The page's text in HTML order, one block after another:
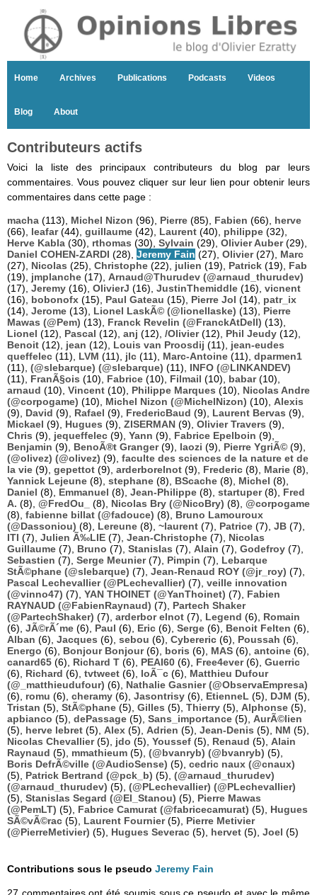
Home Archives Publications Podcasts Videos
Blog About
Contributeurs actifs
Voici la liste des principaux contributeurs du blog par leurs
commentaires. Vous pouvez cliquer sur leur lien pour obtenir leurs
commentaires dans cette page :
macha (113), Michel Nizon (96), Pierre (85), Fabien (66), herve
(66), leafar(44), guillaume (42), Laurent (40), philippe (32),
Herve Kabla (30), rthomas (30), Sylvain (29), Olivier Auber(29),
Daniel COHEN-ZARDI (28), Jeremy Fain (27), Olivier(27), Marc
(27), Nicolas (25), Christophe (22), julien (19), Patrick (19), Fab
(19), jmplanche (17), Arnaud@Thurudev (@arnaud_thurudev)
(17), Jeremy (16), OlivierJ (16), JustinThemiddle (16), vicnent
(16), bobonofx (15), Paul Gateau (15), Pierre Jol (14), patr_ix
(14), Jerome (13), Lionel LaskÃ© (@lionellaske) (13), Pierre
Mawas (@Pem) (13), Franck Revelin (@FranckAtDell) (13),
Lionel (12), Pascal (12), anj (12), /Olivier(12), Phil Jeudy (12),
Benoit (12), jean (12), Louis van Proosdij (11), jean-eudes
queffelec (11), LVM (11), jlc (11), Marc-Antoine (11), dparmen1
(11), (@slebarque) (@slebarque) (11), INFO (@LINKANDEV)
(11), FranÃ§ois (10), Fabrice (10), Filmail (10), babar(10),
arnaud (10), Vincent (10), Philippe Marques (10), Nicolas Andre
(@corpogame) (10), Michel Nizon (@MichelNizon) (10), Alexis
(9), David (9), Rafael (9), FredericBaud (9), Laurent Bervas (9),
Mickael (9), Hugues (9), ZISERMAN (9), Olivier Travers (9),
Chris (9), jequeffelec (9), Yann (9), Fabrice Epelboin (9),
Benjamin (9), BenoÃ®t Granger(9), laozi (9), Pierre YgriÃ© (9),
(@olivez) (@olivez) (9), faculte des sciences de la nature et de
la vie (9), gepettot (9), arderborelnot (9), Frederic (8), Marie (8),
Yannick Lejeune (8), stephane (8), BScache (8), Michel (8),
Daniel (8), Emmanuel (8), Jean-Philippe (8), startuper(8), Fred
A. (8), @FredOu_ (8), Nicolas Bry (@NicoBry) (8), @corpogame
(8), fabienne billat (@fadouce) (8), Bruno Lamouroux
(@Dassoniou) (8), Lereune (8), ~laurent (7), Patrice (7), JB (7),
ITI (7), Julien Ã‰LIE (7), Jean-Christophe (7), Nicolas
Guillaume (7), Bruno (7), Stanislas (7), Alain (7), Godefroy (7),
Sebastien (7), Serge Meunier(7), Pimpin (7), Lebarque
StÃ©phane (@slebarque) (7), Jean-Renaud ROY (@jr_roy) (7),
Pascal Lechevallier (@PLechevallier) (7), veille innovation
(@vinno47) (7), YAN THOINET (@YanThoinet) (7), Fabien
RAYNAUD (@FabienRaynaud) (7), Partech Shaker
(@PartechShaker) (7), arderbor elnot (7), Legend (6), Romain
(6), JÃ©rÃ´me (6), Paul (6), Eric (6), Serge (6), Benoit Felten (6),
Alban (6), Jacques (6), sebou (6), Cybereric (6), Poussah (6),
Energo (6), Bonjour Bonjour(6), boris (6), MAS (6), antoine (6),
canard65 (6), Richard T (6), PEAI60 (6), Free4ever(6), Guerric
(6), Richard (6), tvtweet (6), loÃ¯c (6), Matthieu Dufour
(@_matthieudufour) (6), Nathalie Gasnier (@ObservaEmpresa)
(6), romu (6), cheramy (6), Jasontrisy (6), EtienneL (5), DJM (5),
Tristan (5), StÃ©phane (5), Gilles (5), Thierry (5), Alphonse (5),
apbianco (5), dePassage (5), Sans_importance (5), AurÃ©lien
(5), herve lebret (5), Alex (5), Adrien (5), Jean-Denis (5), NM (5),
Nicolas Chevallier(5), jdo (5), Youssef (5), Renaud (5), Alain
Raynaud (5), mmathieum (5), (@bvanryb) (@bvanryb) (5),
Boris DefrÃ©ville (@AudioSense) (5), cedric naux (@cnaux)
(5), Patrick Bertrand (@pck_b) (5), (@arnaud_thurudev)
(@arnaud_thurudev) (5), (@PLechevallier) (@PLechevallier)
(5), Stanislas Segard (@El_Stanou) (5), Pierre Mawas
(@PemLT) (5), Fabrice Camurat (@fabricecamurat) (5), Hugues
SÃ©vÃ©rac (5), Laurent Fournier(5), Pierre Metivier
(@PierreMetivier) (5), Hugues Severac (5), hervet (5), Joel (5)
Contributions sous le pseudo Jeremy Fain